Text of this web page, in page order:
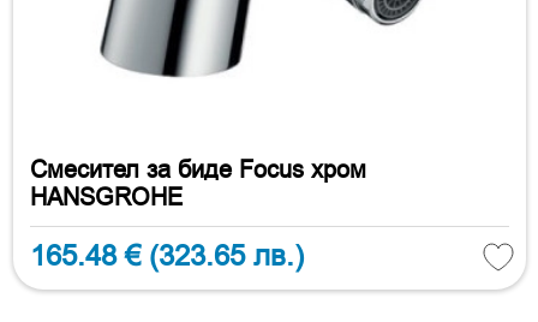
Смесител за биде Focus хром
HANSGROHE
165.48 € (323.65 лв.)